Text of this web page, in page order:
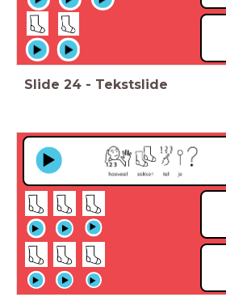
Slide 24 - Tekstslide